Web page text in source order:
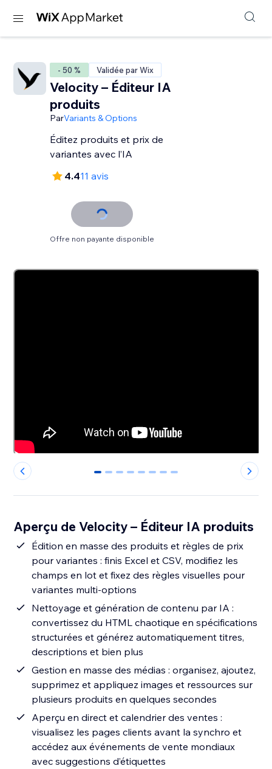
- 50 % Validée par Wix
Velocity – Éditeur IA
produits
ParVariants & Options
Éditez produits et prix de
variantes avec l’IA
4.411 avis
Offre non payante disponible
0 1 2 3 4 5 6 7
Aperçu de Velocity – Éditeur IA produits
Édition en masse des produits et règles de prix
pour variantes : finis Excel et CSV, modifiez les
champs en lot et fixez des règles visuelles pour
variantes multi-options
Nettoyage et génération de contenu par IA :
convertissez du HTML chaotique en spécifications
structurées et générez automatiquement titres,
descriptions et bien plus
Gestion en masse des médias : organisez, ajoutez,
supprimez et appliquez images et ressources sur
plusieurs produits en quelques secondes
Aperçu en direct et calendrier des ventes :
visualisez les pages clients avant la synchro et
accédez aux événements de vente mondiaux
avec suggestions d’étiquettes